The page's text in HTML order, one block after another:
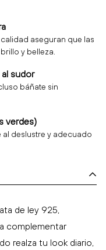
aseguran que las
y belleza.
sudor
báñate sin
verdes)
al deslustre y adecuado
de ley 925,
complementar
realza tu look diario,